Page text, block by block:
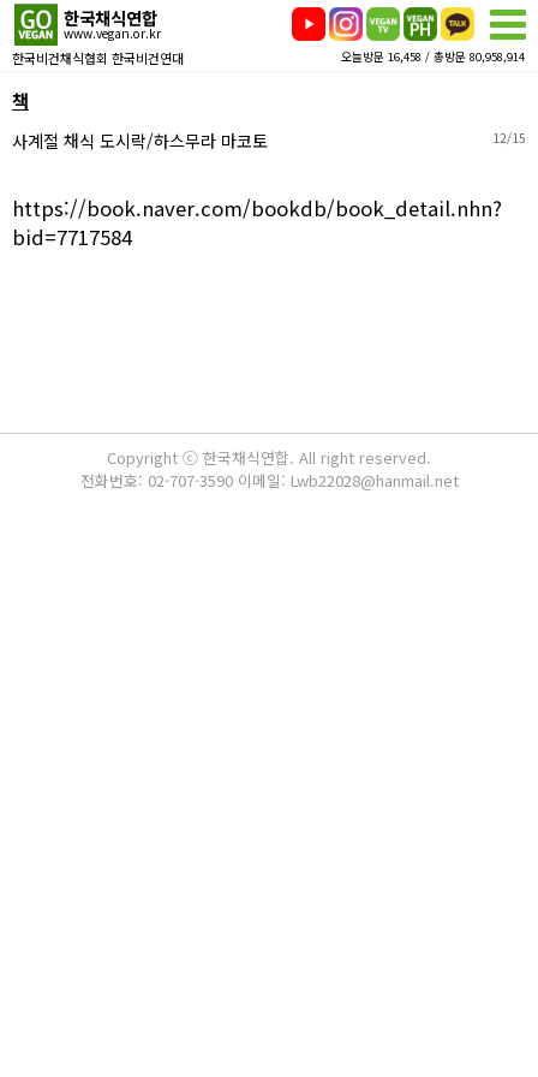
한국채식연합
www.vegan.or.kr
한국비건채식협회 한국비건연대 오늘방문 16,458 / 총방문 80,958,914
책
사계절 채식 도시락/하스무라 마코토 12/15
https://book.naver.com/bookdb/book_detail.nhn?
bid=7717584
Copyright ⓒ 한국채식연합. All right reserved.
전화번호: 02-707-3590 이메일: Lwb22028@hanmail.net